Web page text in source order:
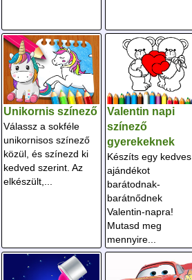
Unikornis színező
Válassz a sokféle
unikornisos színező
közül, és színezd ki
kedved szerint. Az
elkészült,...
Valentin napi
színező
gyerekeknek
Készíts egy kedves
ajándékot
barátodnak-
barátnődnek
Valentin-napra!
Mutasd meg
mennyire...